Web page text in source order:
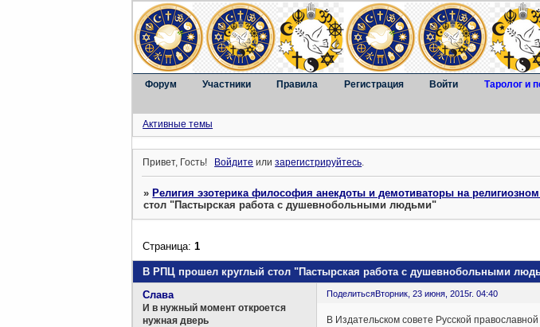
Форум Участники Правила Регистрация Войти Таролог и
Активные темы
Привет, Гость! Войдите илизарегистрируйтесь.
»Религия эзотерика философия анекдоты и демотиваторы на
стол "Пастырская работа с душевнобольными людьми"
В РПЦ прошел круглый стол "Пастырская работа с душевнобольными
Страница:1
ПоделитьсяВторник, 23 июня, 2015г. 04:40
Слава
И в нужный момент откроется
нужная дверь
В Издательском совете Русской